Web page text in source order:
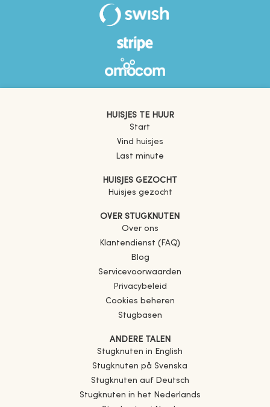
HUISJES TE HUUR
Start
Vind huisjes
Last minute
HUISJES GEZOCHT
Huisjes gezocht
OVER STUGKNUTEN
Over ons
Klantendienst (FAQ)
Blog
Servicevoorwaarden
Privacybeleid
Cookies beheren
Stugbasen
ANDERE TALEN
Stugknuten in English
Stugknuten på Svenska
Stugknuten auf Deutsch
Stugknuten in het Nederlands